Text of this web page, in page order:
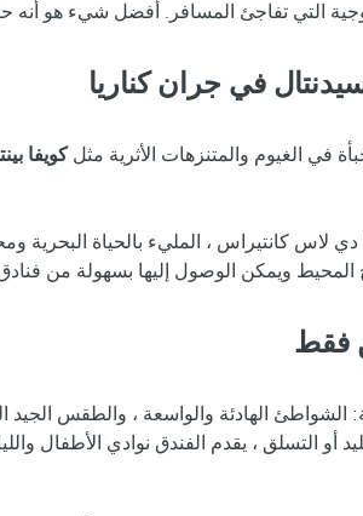
في جران كناريا
في الغيوم والمتنزهات الأثرية مثلكويفا
لاس كانتيراس ، المليء بالحياة البحرية
فقط
الهادئة والواسعة ، والطقس الجيد
التسلق ، يقدم الفندق نوادي الأطفال